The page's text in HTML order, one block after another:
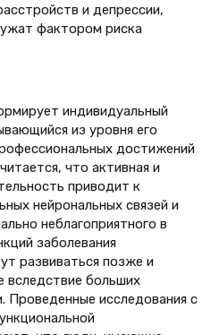
и депрессии,
фактором риска
индивидуальный
из уровня его
достижений
что активная и
приводит к
нейрональных связей и
неблагоприятного в
заболевания
развиваться позже и
вследствие больших
Проведенные исследования с